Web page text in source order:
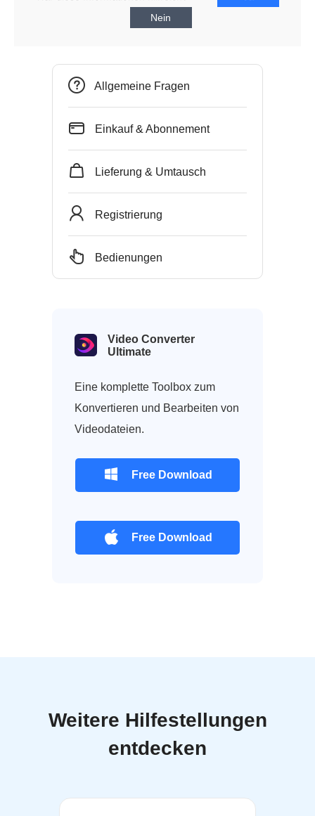
Allgemeine Fragen
Einkauf & Abonnement
Lieferung & Umtausch
Registrierung
Bedienungen
Video Converter
Ultimate
Eine komplette Toolbox zum
Konvertieren und Bearbeiten von
Videodateien.
Free Download
Free Download
Weitere Hilfestellungen
entdecken